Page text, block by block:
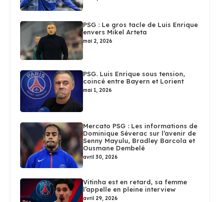
PSG : Le gros tacle de Luis Enrique
envers Mikel Arteta
mai 2, 2026
PSG. Luis Enrique sous tension,
coincé entre Bayern et Lorient
mai 1, 2026
Mercato PSG : Les informations de
Dominique Séverac sur l’avenir de
Senny Mayulu, Bradley Barcola et
Ousmane Dembelé
avril 30, 2026
Vitinha est en retard, sa femme
l’appelle en pleine interview
avril 29, 2026